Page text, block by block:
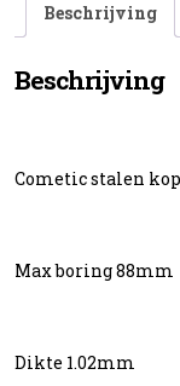
Beschrijving
Beschrijving
Cometic stalen
Max boring 88mm
Dikte 1.02mm